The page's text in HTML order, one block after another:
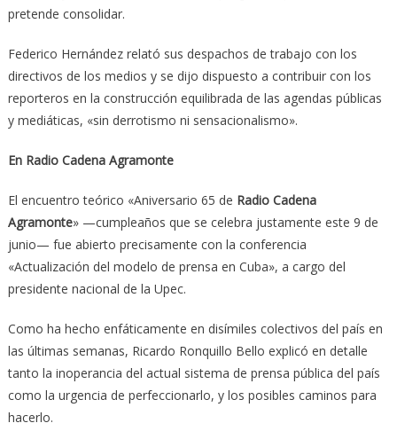
pretende consolidar.
Federico Hernández relató sus despachos de trabajo con los
directivos de los medios y se dijo dispuesto a contribuir con los
reporteros en la construcción equilibrada de las agendas públicas
y mediáticas, «sin derrotismo ni sensacionalismo».
En Radio Cadena Agramonte
El encuentro teórico «Aniversario 65 de Radio Cadena
Agramonte» —cumpleaños que se celebra justamente este 9 de
junio— fue abierto precisamente con la conferencia
«Actualización del modelo de prensa en Cuba», a cargo del
presidente nacional de la Upec.
Como ha hecho enfáticamente en disímiles colectivos del país en
las últimas semanas, Ricardo Ronquillo Bello explicó en detalle
tanto la inoperancia del actual sistema de prensa pública del país
como la urgencia de perfeccionarlo, y los posibles caminos para
hacerlo.